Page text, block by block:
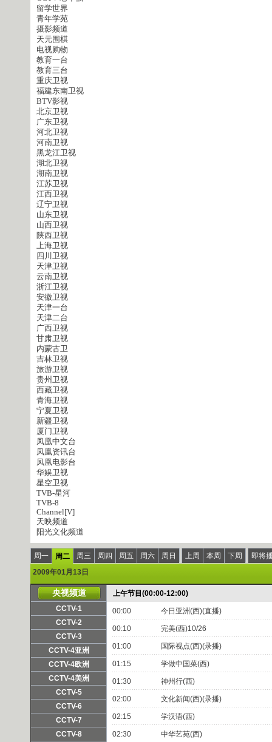
留学世界
青年学苑
摄影频道
天元围棋
电视购物
教育一台
教育三台
重庆卫视
福建东南卫视
BTV影视
北京卫视
广东卫视
河北卫视
河南卫视
黑龙江卫视
湖北卫视
湖南卫视
江苏卫视
江西卫视
辽宁卫视
山东卫视
山西卫视
陕西卫视
上海卫视
四川卫视
天津卫视
云南卫视
浙江卫视
安徽卫视
天津一台
天津二台
广西卫视
甘肃卫视
内蒙古卫
吉林卫视
旅游卫视
贵州卫视
西藏卫视
青海卫视
宁夏卫视
新疆卫视
厦门卫视
凤凰中文台
凤凰资讯台
凤凰电影台
华娱卫视
星空卫视
TVB-星河
TVB-8
Channel[V]
天映频道
阳光文化频道
周一 周二 周三 周四 周五 周六 周日 上周 本周 下周
即将
2009年01月13日
央视频道
CCTV-1
频道主页 直播
CCTV-2
频道主页 直播
CCTV-3
频道主页 直播 点播
CCTV-4亚洲
频道主页 直播 点播
CCTV-4欧洲
频道主页 直播 点播
CCTV-4美洲
频道主页 直播
CCTV-5
频道主页 直播
CCTV-6
频道主页 直播
CCTV-7
频道主页 直播
CCTV-8
上午节目(00:00-12:00)
00:00 今日亚洲(西)(直播)
00:10 完美(西)10/26
01:00 国际视点(西)(录播)
01:15 学做中国菜(西)
01:30 神州行(西)
02:00 文化新闻(西)(录播)
02:15 学汉语(西)
02:30 中华艺苑(西)